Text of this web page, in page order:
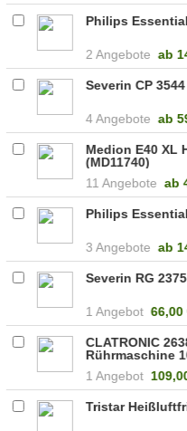
Philips
2 Angebote ab
Severin CP
4 Angebote ab
Medion E40 XL
(MD11740)
11 Angebote ab
Philips
3 Angebote ab
Severin RG
1 Angebot 66,00
CLATRONIC
Rührmaschine
1 Angebot
Tristar